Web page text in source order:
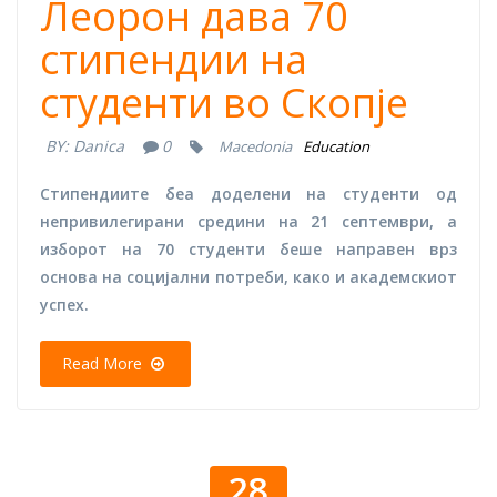
Леорон дава 70
стипендии на
студенти во Скопје
BY: Danica 0 Macedonia Education
Стипендиите беа доделени на студенти од
непривилегирани средини на 21 септември, а
изборот на 70 студенти беше направен врз
основа на социјални потреби, како и академскиот
успех.
Read More